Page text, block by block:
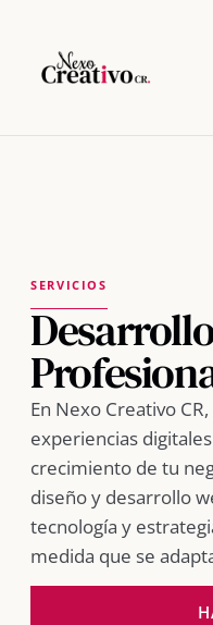
SERVICIOS
En Nexo Creativo
experiencias
crecimiento de tu
diseño y desarrollo
tecnología y
medida que se